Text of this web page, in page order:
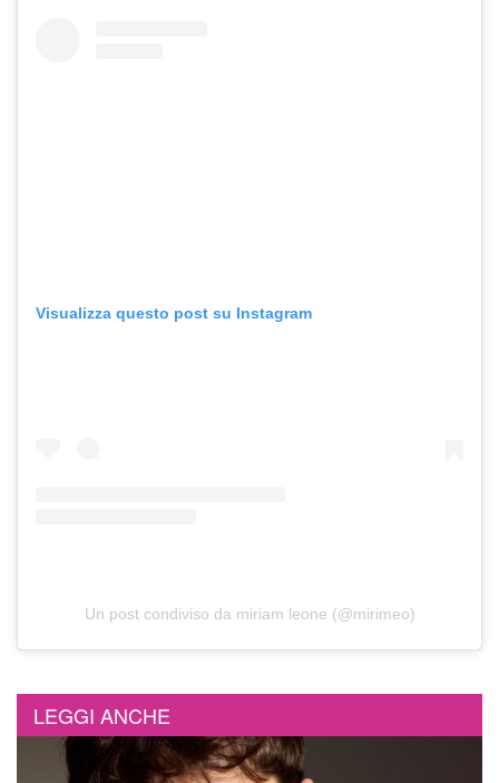
Visualizza questo post su Instagram
Un post condiviso da miriam leone (@mirimeo)
LEGGI ANCHE